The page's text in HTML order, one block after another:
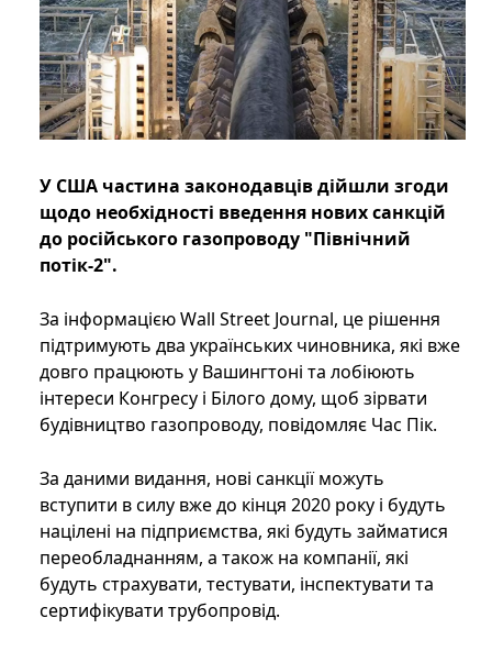
У США частина законодавців дійшли згоди
щодо необхідності введення нових санкцій
до російського газопроводу "Північний
потік-2".
За інформацією Wall Street Journal, це рішення
підтримують два українських чиновника, які вже
довго працюють у Вашингтоні та лобіюють
інтереси Конгресу і Білого дому, щоб зірвати
будівництво газопроводу, повідомляє Час Пік.
За даними видання, нові санкції можуть
вступити в силу вже до кінця 2020 року і будуть
націлені на підприємства, які будуть займатися
переобладнанням, а також на компанії, які
будуть страхувати, тестувати, інспектувати та
сертифікувати трубопровід.